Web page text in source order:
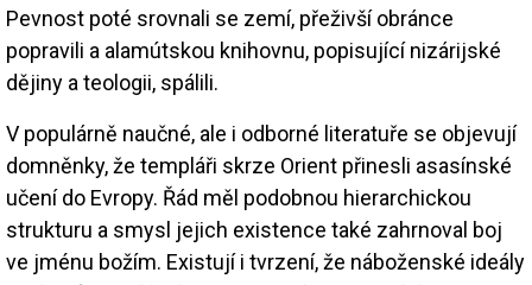
Pevnost poté srovnali se zemí, přeživší obránce
popravili a alamútskou knihovnu, popisující nizárijské
dějiny a teologii, spálili.
V populárně naučné, ale i odborné literatuře se objevují
domněnky, že templáři skrze Orient přinesli asasínské
učení do Evropy. Řád měl podobnou hierarchickou
strukturu a smysl jejich existence také zahrnoval boj
ve jménu božím. Existují i tvrzení, že náboženské ideály